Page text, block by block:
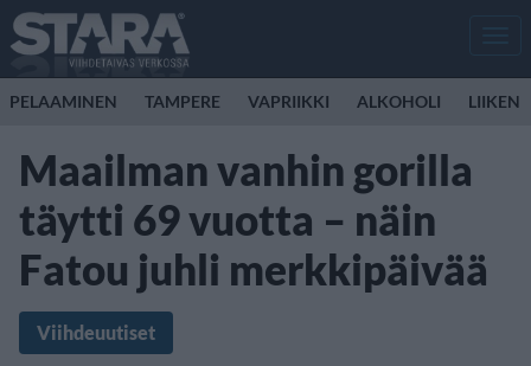
PELAAMINEN TAMPERE VAPRIIKKI ALKOHOLI
Maailman vanhin gorilla
täytti 69 vuotta – näin
Fatou juhli merkkipäivää
Viihdeuutiset